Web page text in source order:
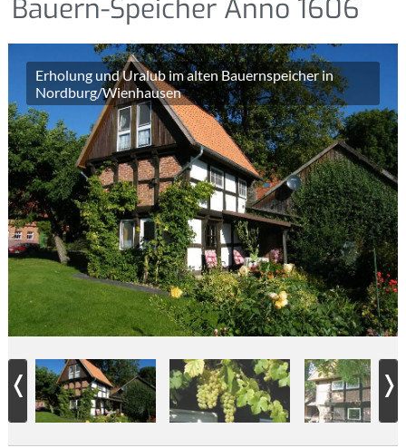
Bauern-Speicher Anno 1606
Erholung und Uralub im alten Bauernspeicher in
Nordburg/Wienhausen